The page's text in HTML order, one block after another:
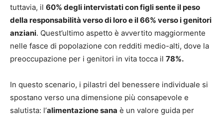
tuttavia, il 60% degli intervistati con figli sente il peso
della responsabilità verso di loro e il 66% verso i genitori
anziani. Quest’ultimo aspetto è avvertito maggiormente
nelle fasce di popolazione con redditi medio-alti, dove la
preoccupazione per i genitori in vita tocca il 78%.
In questo scenario, i pilastri del benessere individuale si
spostano verso una dimensione più consapevole e
salutista: l’alimentazione sana è un valore guida per